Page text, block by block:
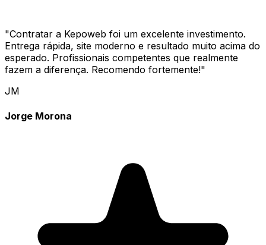
"Contratar a Kepoweb foi um excelente investimento.
Entrega rápida, site moderno e resultado muito acima do
esperado. Profissionais competentes que realmente
fazem a diferença. Recomendo fortemente!"
JM
Jorge Morona